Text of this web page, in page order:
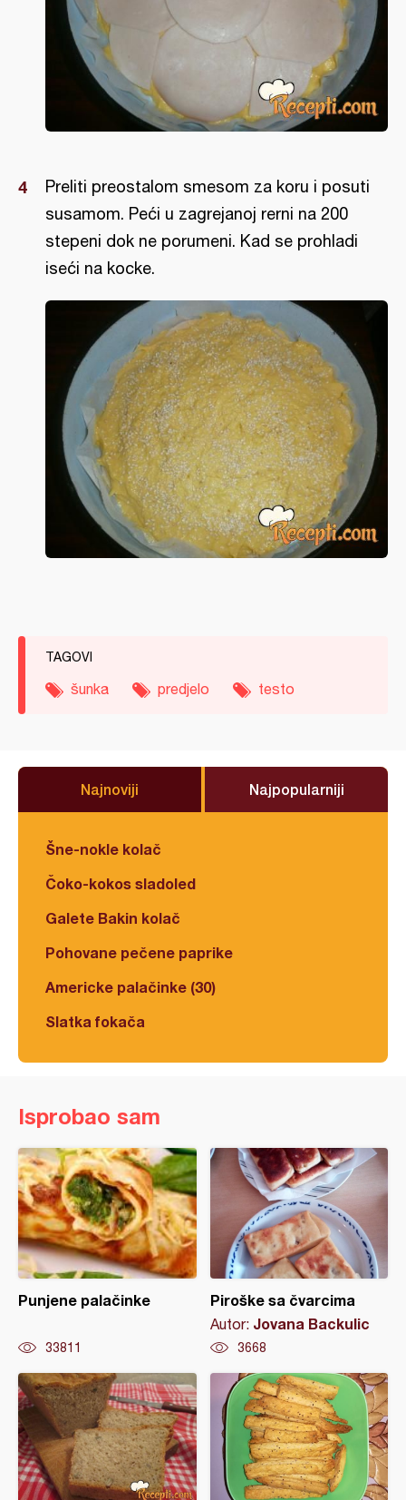
Preliti preostalom smesom za koru i posuti
susamom. Peći u zagrejanoj rerni na 200
stepeni dok ne porumeni. Kad se prohladi
iseći na kocke.
TAGOVI
šunka predjelo testo
Najnoviji Najpopularniji
Šne-nokle kolač
Čoko-kokos sladoled
Galete Bakin kolač
Pohovane pečene paprike
Americke palačinke (30)
Slatka fokača
Isprobao sam
Punjene palačinke
33811
Piroške sa čvarcima
Autor: Jovana Backulic
3668